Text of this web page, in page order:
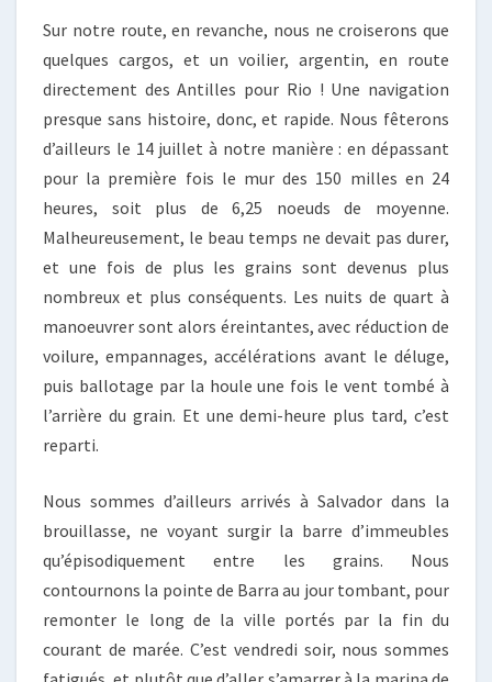
Sur notre route, en revanche, nous ne croiserons que
quelques cargos, et un voilier, argentin, en route
directement des Antilles pour Rio ! Une navigation
presque sans histoire, donc, et rapide. Nous fêterons
d’ailleurs le 14 juillet à notre manière : en dépassant
pour la première fois le mur des 150 milles en 24
heures, soit plus de 6,25 noeuds de moyenne.
Malheureusement, le beau temps ne devait pas durer,
et une fois de plus les grains sont devenus plus
nombreux et plus conséquents. Les nuits de quart à
manoeuvrer sont alors éreintantes, avec réduction de
voilure, empannages, accélérations avant le déluge,
puis ballotage par la houle une fois le vent tombé à
l’arrière du grain. Et une demi-heure plus tard, c’est
reparti.
Nous sommes d’ailleurs arrivés à Salvador dans la
brouillasse, ne voyant surgir la barre d’immeubles
qu’épisodiquement entre les grains. Nous
contournons la pointe de Barra au jour tombant, pour
remonter le long de la ville portés par la fin du
courant de marée. C’est vendredi soir, nous sommes